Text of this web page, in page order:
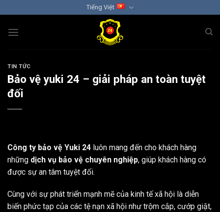
nội
Tiếng Việt
TIN TỨC
Bảo vệ yuki 24 – giải pháp an toàn tuyệt
đối
Công ty bảo vệ Yuki 24 luôn mang đến cho khách hàng
những dịch vụ bảo vệ chuyên nghiệp, giúp khách hàng có
được sự an tâm tuyệt đối.
Cùng với sự phát triển mạnh mẽ của kinh tế xã hội là diễn
biến phức tạp của các tệ nạn xã hội như trộm cắp, cướp giật,